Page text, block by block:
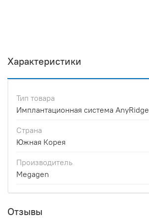
Характеристики
Тип товара
Имплантационная система AnyRidge
Страна
Южная Корея
Производитель
Megagen
Отзывы